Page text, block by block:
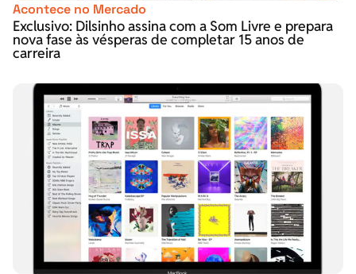
Acontece no Mercado
Exclusivo: Dilsinho assina com a Som Livre e prepara
nova fase às vésperas de completar 15 anos de
carreira